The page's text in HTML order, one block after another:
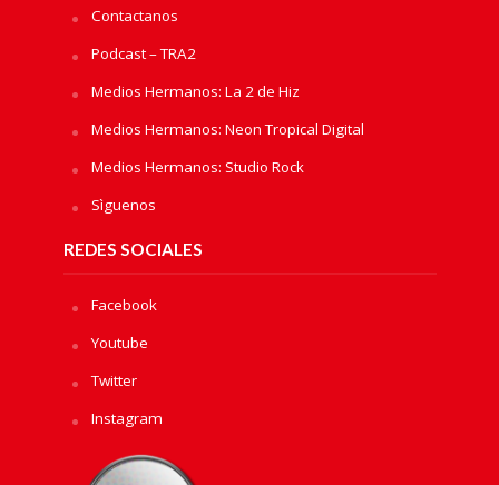
Contactanos
Podcast – TRA2
Medios Hermanos: La 2 de Hiz
Medios Hermanos: Neon Tropical Digital
Medios Hermanos: Studio Rock
Sìguenos
REDES SOCIALES
Facebook
Youtube
Twitter
Instagram